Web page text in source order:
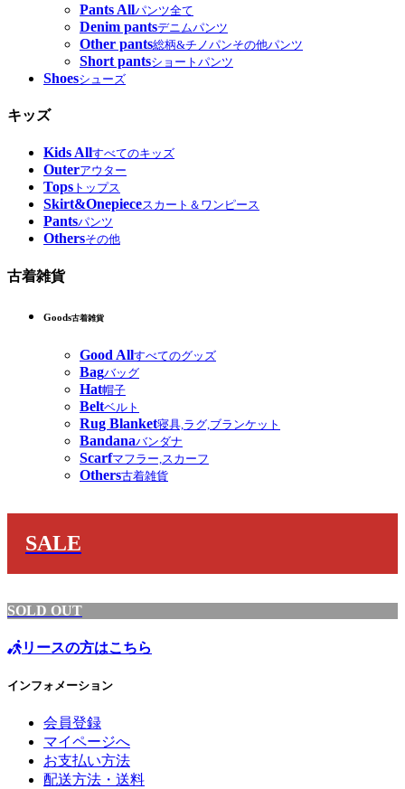
Pants Allパンツ全て
Denim pantsデニムパンツ
Other pants総柄&チノパンその他パンツ
Short pantsショートパンツ
Shoesシューズ
キッズ
Kids Allすべてのキッズ
Outerアウター
Tops トップス
Skirt&Onepieceスカート＆ワンピース
Pantsパンツ
Othersその他
古着雑貨
Goods古着雑貨
Good Allすべてのグッズ
Bagバッグ
Hat帽子
Beltベルト
Rug Blanket寝具,ラグ,ブランケット
Bandanaバンダナ
Scarfマフラー,スカーフ
Others古着雑貨
SALE
SOLD OUT
リースの方はこちら
インフォメーション
会員登録
マイページへ
お支払い方法
配送方法・送料